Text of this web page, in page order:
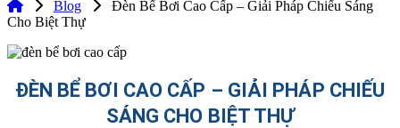
Blog
Đèn Bể Bơi Cao Cấp – Giải Pháp Chiếu Sáng
Cho Biệt Thự
ĐÈN BỂ BƠI CAO CẤP – GIẢI PHÁP CHIẾU
SÁNG CHO BIỆT THỰ